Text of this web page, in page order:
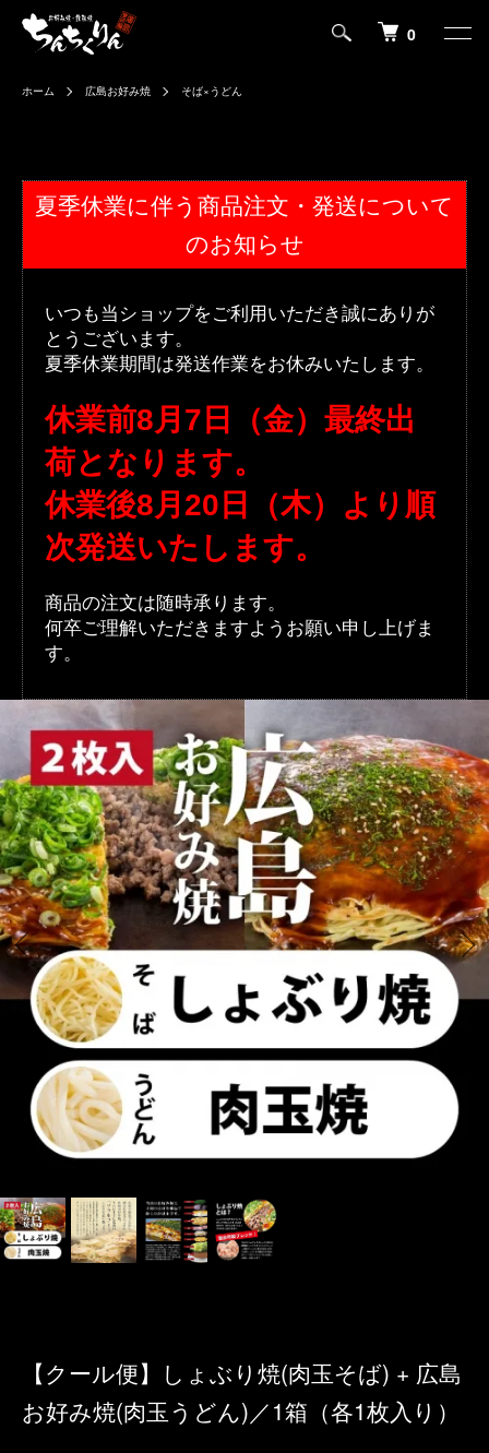
0
ホーム 広島お好み焼 そば×うどん
夏季休業に伴う商品注文・発送について
のお知らせ
いつも当ショップをご利用いただき誠にありが
とうございます。
夏季休業期間は発送作業をお休みいたします。
休業前8月7日（金）最終出
荷となります。
休業後8月20日（木）より順
次発送いたします。
商品の注文は随時承ります。
何卒ご理解いただきますようお願い申し上げま
す。
【クール便】しょぶり焼(肉玉そば) + 広島
お好み焼(肉玉うどん)／1箱（各1枚入り）